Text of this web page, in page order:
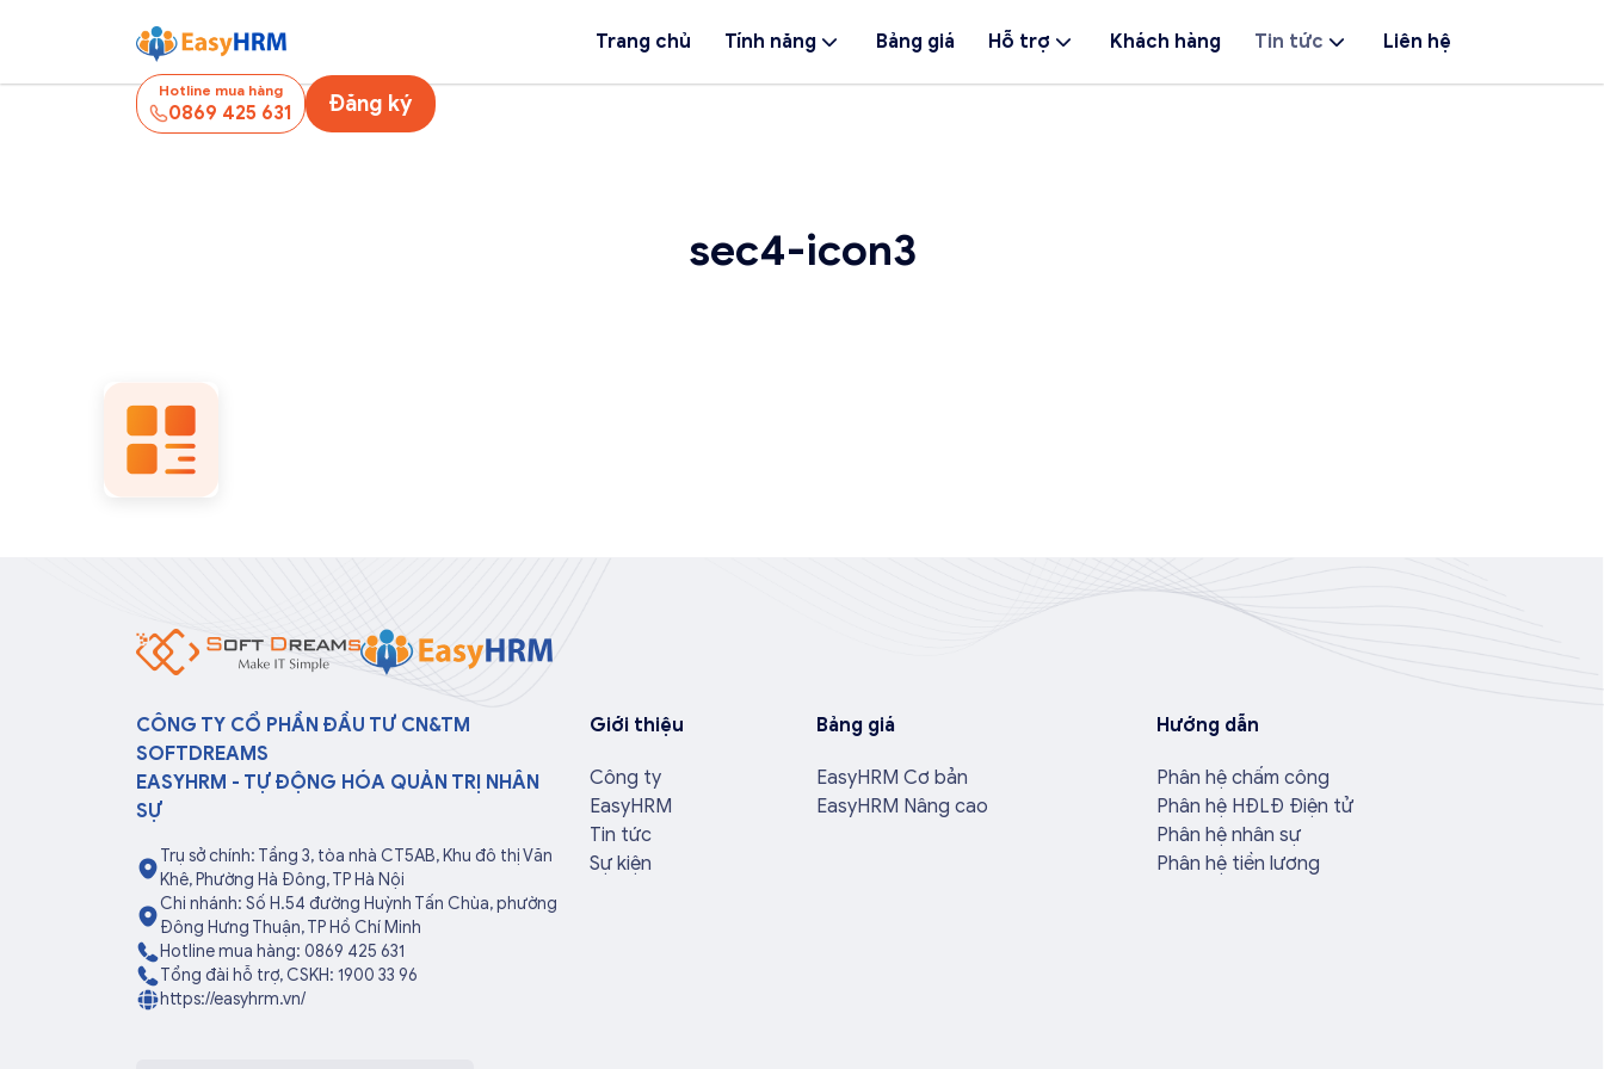
Trang chủ Tính năng Bảng giá Hỗ trợ Khách hàng Tin tức Liên hệ
Hotline mua hàng
0869 425 631 Đăng ký
sec4-icon3
CÔNG TY CỔ PHẦN ĐẦU TƯ CN&TM
SOFTDREAMS
EASYHRM - TỰ ĐỘNG HÓA QUẢN TRỊ NHÂN
SỰ
Trụ sở chính: Tầng 3, tòa nhà CT5AB, Khu đô thị Văn
Khê, Phường Hà Đông, TP Hà Nội
Chi nhánh: Số H.54 đường Huỳnh Tấn Chùa, phường
Đông Hưng Thuận, TP Hồ Chí Minh
Hotline mua hàng: 0869 425 631
Tổng đài hỗ trợ, CSKH: 1900 33 96
https://easyhrm.vn/
Giới thiệu
Công ty
EasyHRM
Tin tức
Sự kiện
Bảng giá
EasyHRM Cơ bản
EasyHRM Nâng cao
Hướng dẫn
Phân hệ chấm công
Phân hệ HĐLĐ Điện tử
Phân hệ nhân sự
Phân hệ tiền lương